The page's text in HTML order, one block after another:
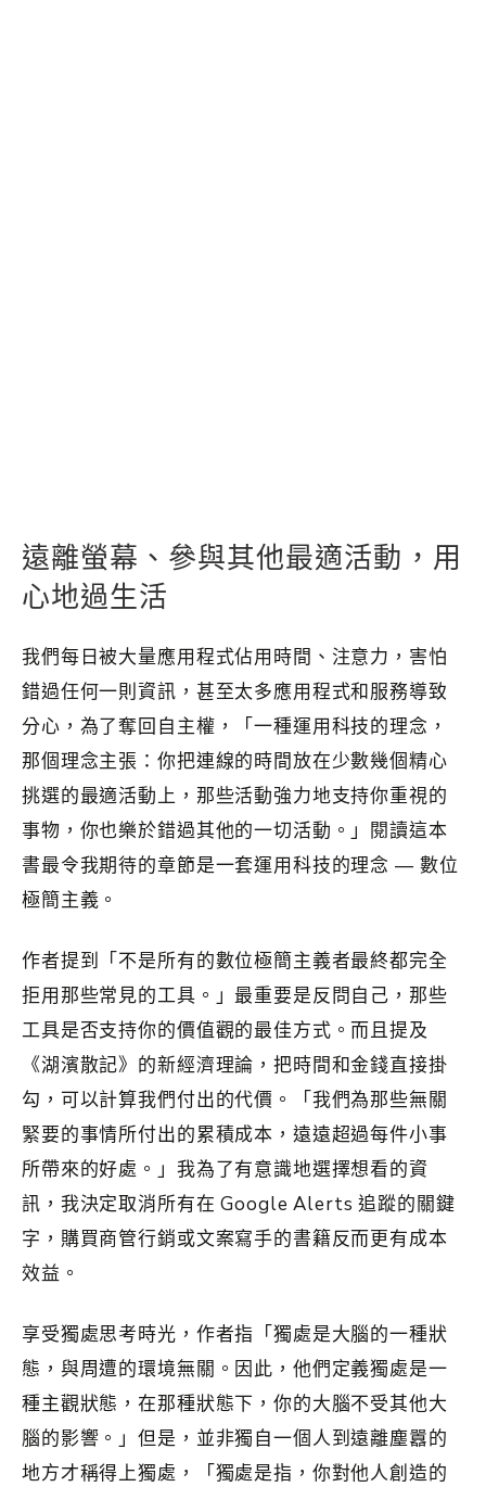
遠離螢幕、參與其他最適活動，用
心地過生活
我們每日被大量應用程式佔用時間、注意力，害怕
錯過任何一則資訊，甚至太多應用程式和服務導致
分心，為了奪回自主權，「一種運用科技的理念，
那個理念主張：你把連線的時間放在少數幾個精心
挑選的最適活動上，那些活動強力地支持你重視的
事物，你也樂於錯過其他的一切活動。」閱讀這本
書最令我期待的章節是一套運用科技的理念 — 數位
極簡主義。
作者提到「不是所有的數位極簡主義者最終都完全
拒用那些常見的工具。」最重要是反問自己，那些
工具是否支持你的價值觀的最佳方式。而且提及
《湖濱散記》的新經濟理論，把時間和金錢直接掛
勾，可以計算我們付出的代價。「我們為那些無關
緊要的事情所付出的累積成本，遠遠超過每件小事
所帶來的好處。」我為了有意識地選擇想看的資
訊，我決定取消所有在 Google Alerts 追蹤的關鍵
字，購買商管行銷或文案寫手的書籍反而更有成本
效益。
享受獨處思考時光，作者指「獨處是大腦的一種狀
態，與周遭的環境無關。因此，他們定義獨處是一
種主觀狀態，在那種狀態下，你的大腦不受其他大
腦的影響。」但是，並非獨自一個人到遠離塵囂的
地方才稱得上獨處，「獨處是指，你對他人創造的